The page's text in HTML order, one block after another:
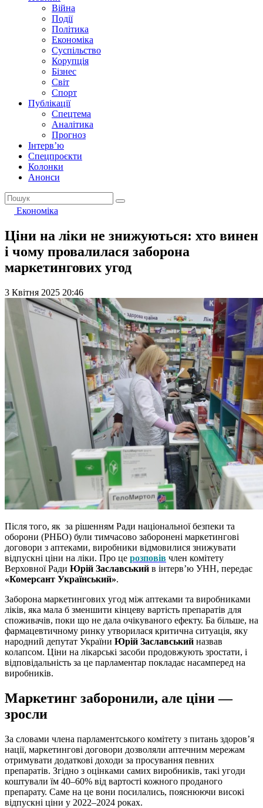
Війна
Події
Політика
Економіка
Суспільство
Корупція
Бізнес
Світ
Спорт
Публікації
Спецтема
Аналітика
Прогноз
Інтерв’ю
Спецпроєкти
Колонки
Анонси
Економіка
Ціни на ліки не знижуються: хто винен
і чому провалилася заборона
маркетингових угод
3 Квітня 2025 20:46
Після того, як за рішенням Ради національної безпеки та
оборони (РНБО) були тимчасово заборонені маркетингові
договори з аптеками, виробники відмовилися знижувати
відпускні ціни на ліки. Про це розповів член комітету
Верховної Ради Юрій Заславський в інтерв’ю УНН, передає
«Комерсант Український».
Заборона маркетингових угод між аптеками та виробниками
ліків, яка мала б зменшити кінцеву вартість препаратів для
споживачів, поки що не дала очікуваного ефекту. Ба більше, на
фармацевтичному ринку утворилася критична ситуація, яку
народний депутат України Юрій Заславський назвав
колапсом. Ціни на лікарські засоби продовжують зростати, і
відповідальність за це парламентар покладає насамперед на
виробників.
Маркетинг заборонили, але ціни —
зросли
За словами члена парламентського комітету з питань здоров’я
нації, маркетингові договори дозволяли аптечним мережам
отримувати додаткові доходи за просування певних
препаратів. Згідно з оцінками самих виробників, такі угоди
коштували їм 40–60% від вартості кожного проданого
препарату. Саме на це вони посилались, пояснюючи високі
відпускні ціни у 2022–2024 роках.